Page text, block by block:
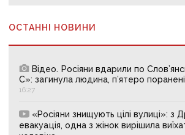
ОСТАННІ НОВИНИ
Відео. Росіяни вдарили по
С»: загинула людина, п’ятеро поранені
16:27
«Росіяни знищують цілі вулиці»: з
евакуація, одна з жінок вирішила